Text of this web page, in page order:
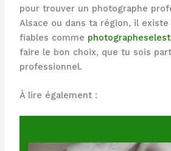
pour trouver un photographe
Alsace ou dans ta région, il
fiables comme
faire le bon choix, que tu sois
professionnel.
À lire également :